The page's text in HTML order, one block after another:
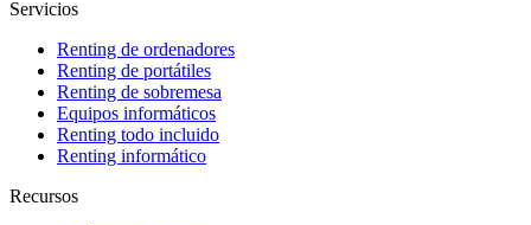
Servicios
Renting de ordenadores
Renting de portátiles
Renting de sobremesa
Equipos informáticos
Renting todo incluido
Renting informático
Recursos